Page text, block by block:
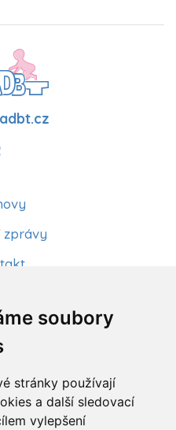
soubory
stránky používají
a další sledovací
vylepšení
zprávy